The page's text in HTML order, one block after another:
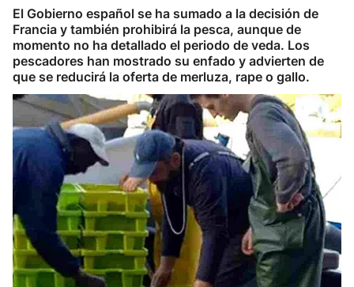
El Gobierno español se ha sumado a la decisión de
Francia y también prohibirá la pesca, aunque de
momento no ha detallado el periodo de veda. Los
pescadores han mostrado su enfado y advierten de
que se reducirá la oferta de merluza, rape o gallo.